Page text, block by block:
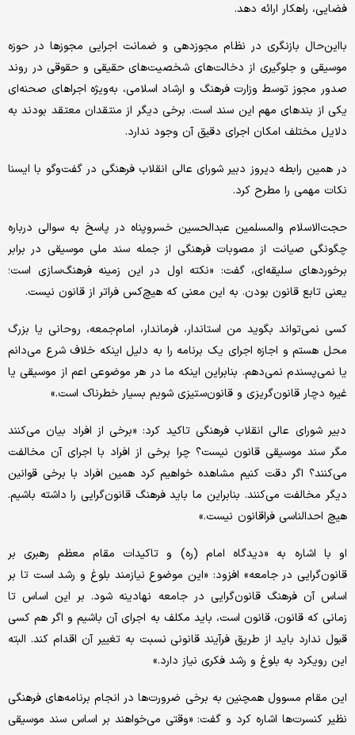
فضایی، راهکار ارائه دهد.
با‌این‌حال بازنگری در نظام مجوزدهی و ضمانت اجرایی مجوزها در حوزه
موسیقی و جلوگیری از دخالت‌های شخصیت‌های حقیقی و حقوقی در روند
صدور مجوز توسط وزارت فرهنگ و ارشاد اسلامی، به‌ویژه اجراهای صحنه‌ای
یکی از بندهای مهم این سند است. برخی دیگر از منتقدان معتقد بودند به
دلایل مختلف امکان اجرای دقیق آن وجود ندارد.
در همین رابطه دیروز دبیر شورای عالی انقلاب فرهنگی در گفت‌وگو با ایسنا
نکات مهمی را مطرح کرد.
حجت‌الاسلام والمسلمین عبدالحسین خسروپناه در پاسخ به سوالی درباره
چگونگی صیانت از مصوبات فرهنگی از جمله سند ملی موسیقی در برابر
برخوردهای سلیقه‌ای، گفت: «نکته اول در این زمینه فرهنگ‌سازی است؛
یعنی تابع قانون بودن. به این معنی که هیچ‌کس فراتر از قانون نیست.
کسی نمی‌تواند بگوید من استاندار، فرماندار، امام‌جمعه، روحانی یا بزرگ
محل هستم و اجازه اجرای یک برنامه را به دلیل اینکه خلاف شرع می‌دانم
یا نمی‌پسندم نمی‌دهم. بنابراین اینکه ما در هر موضوعی اعم از موسیقی یا
غیره دچار قانون‌گریزی و قانون‌ستیزی شویم بسیار خطرناک است.»
دبیر شورای عالی انقلاب فرهنگی تاکید کرد: «برخی از افراد بیان می‌کنند
مگر سند موسیقی قانون نیست؟ چرا برخی از افراد با اجرای آن مخالفت
می‌کنند؟ اگر دقت کنیم مشاهده خواهیم کرد همین افراد با برخی قوانین
دیگر مخالفت می‌کنند. بنابراین ما باید فرهنگ قانون‌گرایی را داشته باشیم.
هیچ احدالناسی فراقانون نیست.»
او با اشاره به «دیدگاه امام (ره) و تاکیدات مقام معظم رهبری بر
قانون‌گرایی در جامعه» افزود: «این موضوع نیازمند بلوغ و رشد است تا بر
اساس آن فرهنگ قانون‌گرایی در جامعه نهادینه شود. بر این اساس تا
زمانی که قانون، قانون است، باید مکلف به اجرای آن باشیم و اگر هم کسی
قبول ندارد باید از طریق فرآیند قانونی نسبت به تغییر آن اقدام کند. البته
این رویکرد به بلوغ و رشد فکری نیاز دارد.»
این مقام مسوول همچنین به برخی ضرورت‌ها در انجام برنامه‌های فرهنگی
نظیر کنسرت‌ها اشاره کرد و گفت: «وقتی می‌خواهند بر اساس سند موسیقی